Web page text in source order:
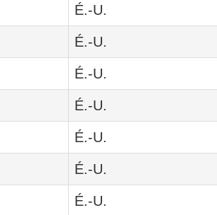
É.-U.
É.-U.
É.-U.
É.-U.
É.-U.
É.-U.
É.-U.